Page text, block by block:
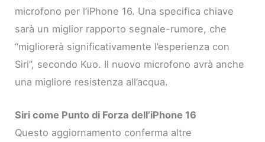
microfono per l’iPhone 16. Una specifica chiave
sarà un miglior rapporto segnale-rumore, che
“migliorerà significativamente l’esperienza con
Siri”, secondo Kuo. Il nuovo microfono avrà anche
una migliore resistenza all’acqua.
Siri come Punto di Forza dell’iPhone 16
Questo aggiornamento conferma altre